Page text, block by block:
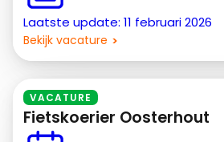
Laatste update: 11 februari 2026
Bekijk vacature
VACATURE
Fietskoerier Oosterhout